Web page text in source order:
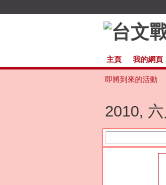
主頁 我的網頁
即將到來的活動
2010,